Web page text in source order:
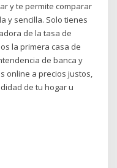
y te permite comparar
y sencilla. Solo tienes
de la tasa de
la primera casa de
de banca y
online a precios justos,
de tu hogar u